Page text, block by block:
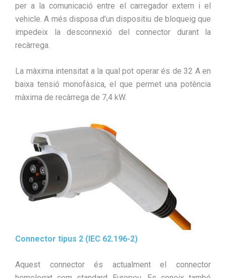
per a la comunicació entre el carregador extern i el
vehicle. A més disposa d’un dispositiu de bloqueig que
impedeix la desconnexió del connector durant la
recàrrega.
La màxima intensitat a la qual pot operar és de 32 A en
baixa tensió monofàsica, el que permet una potència
màxima de recàrrega de 7,4 kW.
Connector tipus 2 (IEC 62.196-2)
Aquest connector és actualment el connector